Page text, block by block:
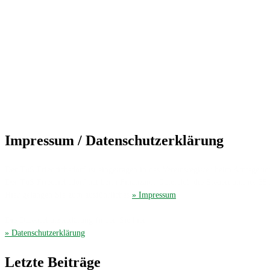
Impressum / Datenschutzerklärung
» Impressum
» Datenschutzerklärung
Letzte Beiträge